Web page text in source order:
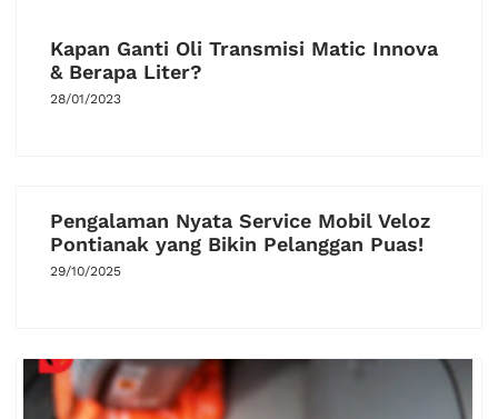
Kapan Ganti Oli Transmisi Matic Innova
& Berapa Liter?
28/01/2023
Pengalaman Nyata Service Mobil Veloz
Pontianak yang Bikin Pelanggan Puas!
29/10/2025